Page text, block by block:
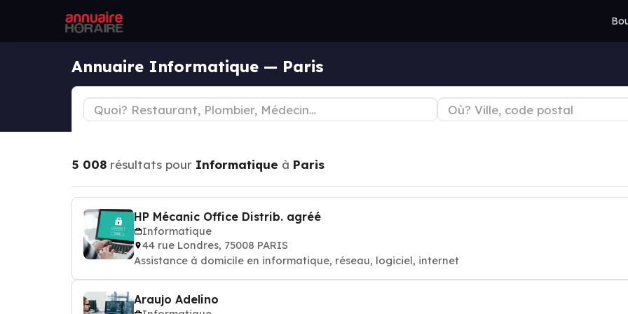
Annuaire Informatique — Paris
5 008 résultats pour Informatique à Paris
HP Mécanic Office Distrib. agréé
Informatique
44 rue Londres, 75008 PARIS
Assistance à domicile en informatique, réseau, logiciel, internet
Araujo Adelino